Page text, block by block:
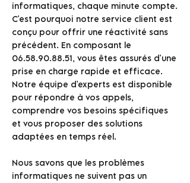
informatiques, chaque minute compte.
C'est pourquoi notre service client est
conçu pour offrir une réactivité sans
précédent. En composant le
06.58.90.88.51, vous êtes assurés d'une
prise en charge rapide et efficace.
Notre équipe d'experts est disponible
pour répondre à vos appels,
comprendre vos besoins spécifiques
et vous proposer des solutions
adaptées en temps réel.
Nous savons que les problèmes
informatiques ne suivent pas un